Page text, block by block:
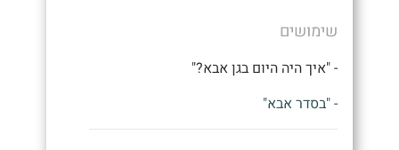
שימושים
- "איך היה היום בגן אבא?"
- "בסדר אבא"